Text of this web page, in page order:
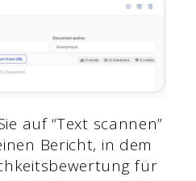
auf “Text scannen”
Bericht, in dem
für